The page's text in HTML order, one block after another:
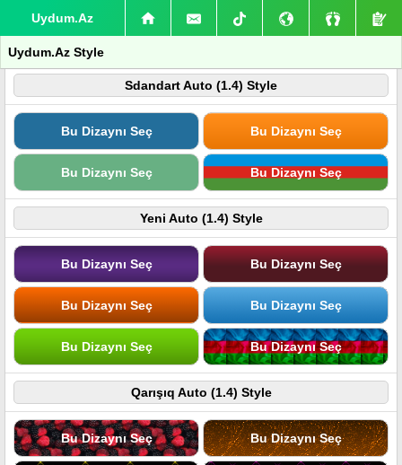
Uydum.Az
Uydum.Az Style
Sdandart Auto (1.4) Style
Bu Dizaynı Seç Bu Dizaynı Seç
Bu Dizaynı Seç Bu Dizaynı Seç
Yeni Auto (1.4) Style
Bu Dizaynı Seç Bu Dizaynı Seç
Bu Dizaynı Seç Bu Dizaynı Seç
Bu Dizaynı Seç Bu Dizaynı Seç
Qarışıq Auto (1.4) Style
Bu Dizaynı Seç Bu Dizaynı Seç